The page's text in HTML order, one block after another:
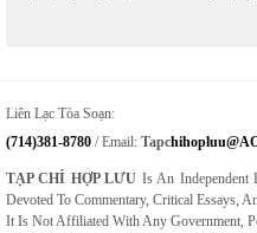
Liên Lạc Tòa Soạn:
(714)381-8780 / Email: Tapc
TẠP CHÍ HỢP LƯU Is An Independent
Devoted To Commentary, Critical Essays,
It Is Not Affiliated With Any Government,